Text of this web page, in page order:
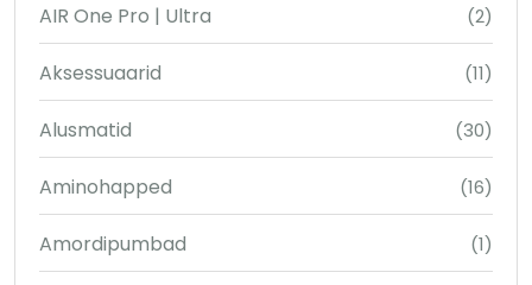
AIR One Pro | Ultra (2)
Aksessuaarid (11)
Alusmatid (30)
Aminohapped (16)
Amordipumbad (1)